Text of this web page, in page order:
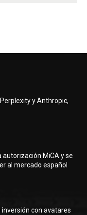
y Anthropic,
autorización MiCA y se
al mercado español
con avatares